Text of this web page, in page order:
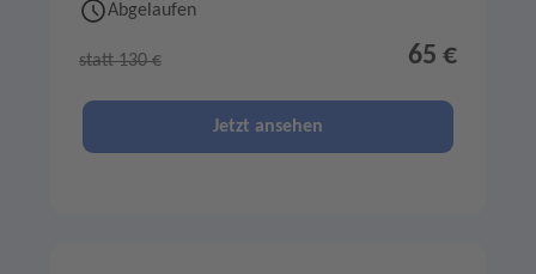
Abgelaufen
statt 130 € 65 €
Jetzt ansehen